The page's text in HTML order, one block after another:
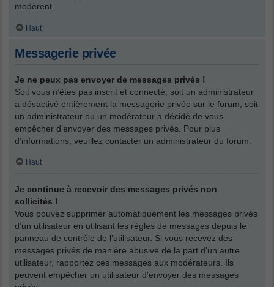
modèrent.
Haut
Messagerie privée
Je ne peux pas envoyer de messages privés !
Soit vous n’êtes pas inscrit et connecté, soit un administrateur
a désactivé entièrement la messagerie privée sur le forum, soit
un administrateur ou un modérateur a décidé de vous
empêcher d’envoyer des messages privés. Pour plus
d’informations, veuillez contacter un administrateur du forum.
Haut
Je continue à recevoir des messages privés non
sollicités !
Vous pouvez supprimer automatiquement les messages privés
d’un utilisateur en utilisant les règles de messages depuis le
panneau de contrôle de l’utilisateur. Si vous recevez des
messages privés de manière abusive de la part d’un autre
utilisateur, rapportez ces messages aux modérateurs. Ils
peuvent empêcher un utilisateur d’envoyer des messages